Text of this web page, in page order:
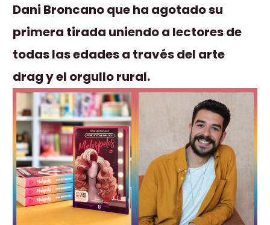
Dani Broncano que ha agotado su
primera tirada uniendo a lectores de
todas las edades a través del arte
drag y el orgullo rural.